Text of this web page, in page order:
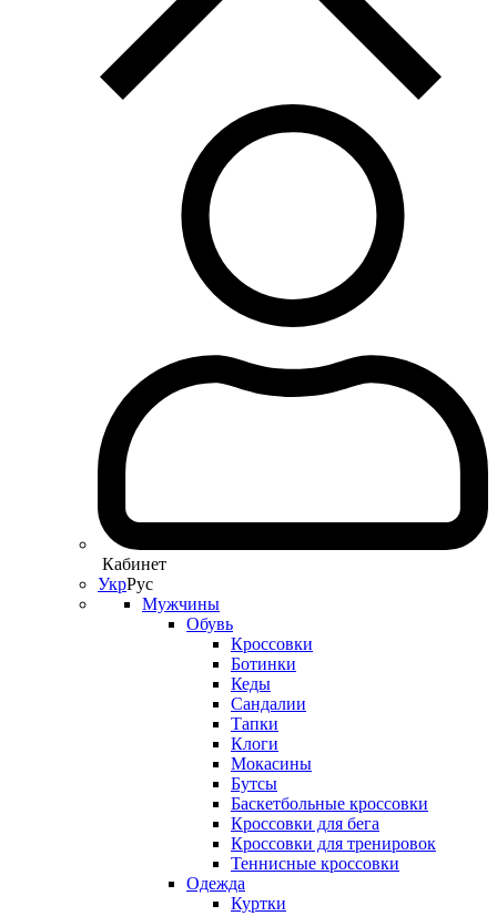
Кабинет
УкрРус
Мужчины
Обувь
Кроссовки
Ботинки
Кеды
Сандалии
Тапки
Клоги
Мокасины
Бутсы
Баскетбольные кроссовки
Кроссовки для бега
Кроссовки для тренировок
Теннисные кроссовки
Одежда
Куртки